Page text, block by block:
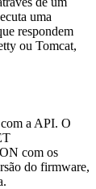
uma
respondem
ou Tomcat,
a API. O
com os
do firmware,